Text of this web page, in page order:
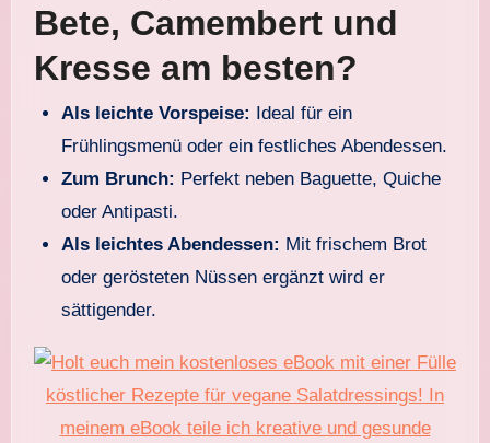
Bete, Camembert und
Kresse am besten?
Als leichte Vorspeise:
Ideal für ein
Frühlingsmenü oder ein festliches Abendessen.
Zum Brunch: Perfekt neben Baguette, Quiche
oder Antipasti.
Als leichtes Abendessen: Mit frischem Brot
oder gerösteten Nüssen ergänzt wird er
sättigender.